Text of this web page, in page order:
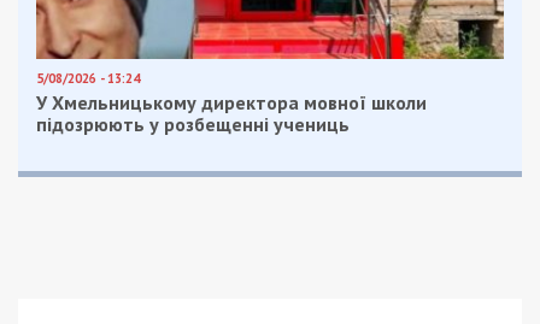
5/08/2026 - 13:24
У Хмельницькому директора мовної школи
підозрюють у розбещенні учениць